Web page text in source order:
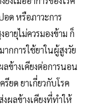
ด หรือภาวะการ
ายุไม่ควรมองข้าม ก็
กการใช้ยาในผู้สูงวัย
ข้างเคียงต่อการนอน
ยด ยาเกี่ยวกับโรค
ผลข้างเคียงที่ทำให้